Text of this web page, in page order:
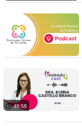
48:58